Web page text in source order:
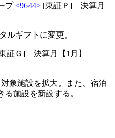
プ<9644> [東証Ｐ] 決算月
ルギフトに変更。
証Ｇ] 決算月【1月】
象施設を拡大。また、宿泊
施設を新設する。